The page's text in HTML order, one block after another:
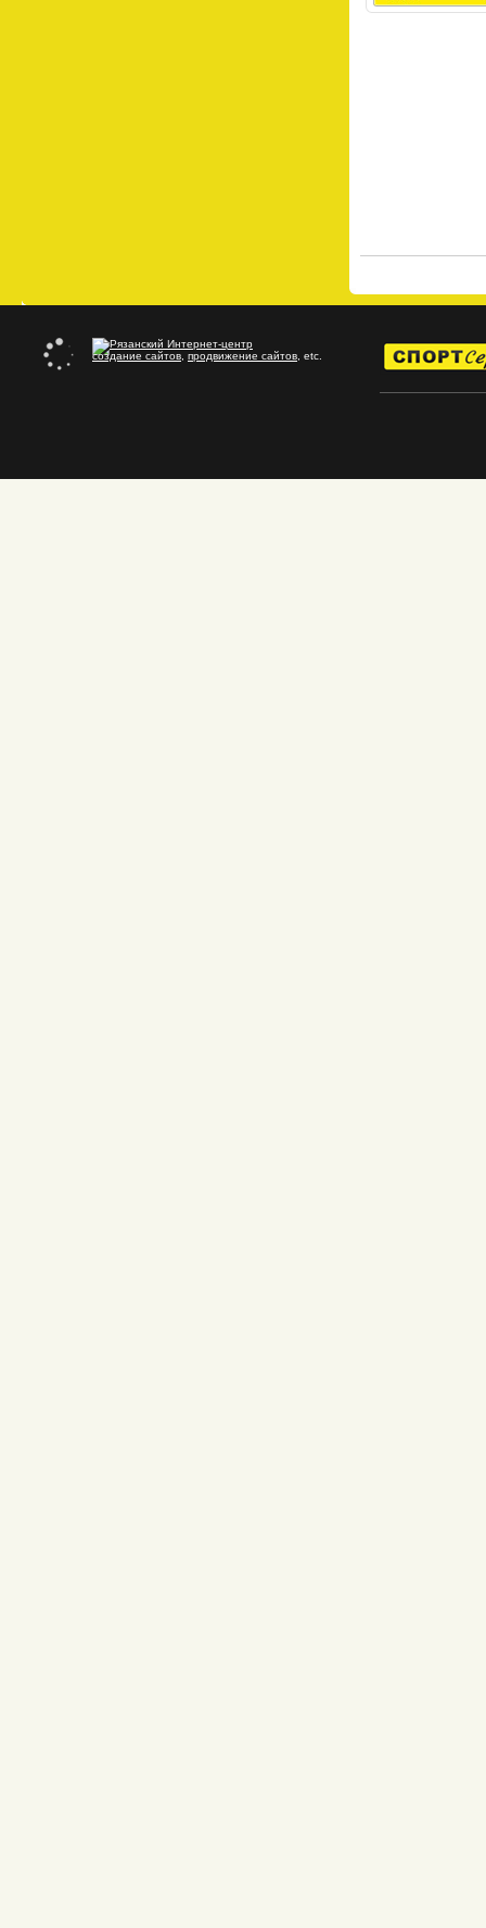
создание сайтов продвижение сайтов , etc.